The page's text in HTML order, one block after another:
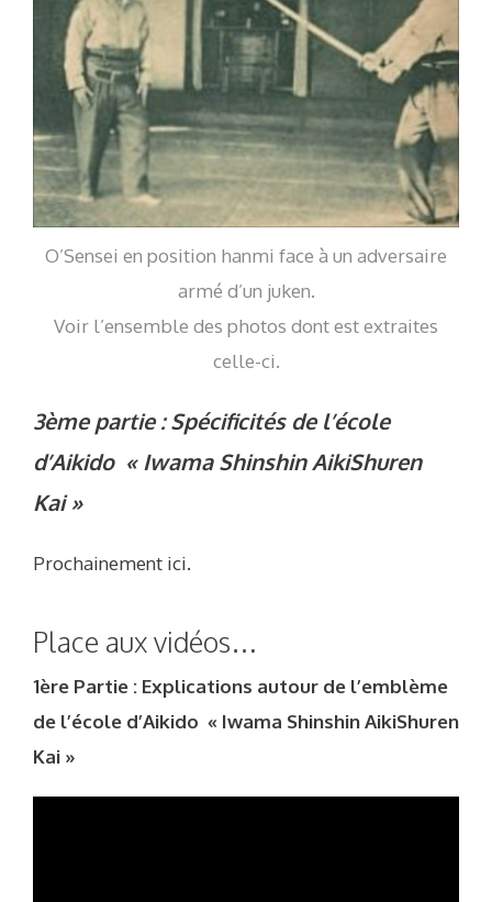
O’Sensei en position hanmi face à un adversaire
armé d’un juken.
Voir l’ensemble des photos dont est extraites
celle-ci.
3ème partie: Spécificités de l’école
d’Aikido « Iwama Shinshin AikiShuren
Kai »
Prochainement ici.
Place aux vidéos…
1ère Partie : Explications autour de l’emblème
de l’école d’Aikido « Iwama Shinshin AikiShuren
Kai »